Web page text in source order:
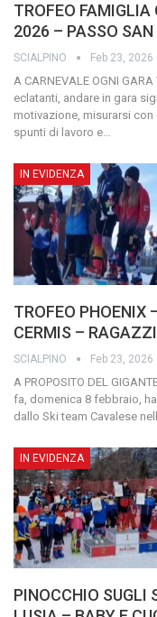
TROFEO
2026 – PASSO
SCIALPINO Feb 23, 2026
A CARNEVALE OGNI GARA
eclatanti, andare in gara
motivazione, misurarsi con
spunti di lavoro e…
IN EVIDENZA
TROFEO PHOENIX
CERMIS –
SCIALPINO Feb 23, 2026
A PROPOSITO DEL
fa, domenica 8 febbraio,
dallo Ski team Cavalese
IN EVIDENZA
PINOCCHIO SUGLI